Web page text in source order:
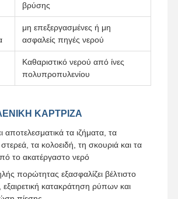
Βίντεο
Εμάς
βρύσης
μη επεξεργασμένες ή μη
ασφαλείς πηγές νερού
Καθαριστικό νερού από ίνες
πολυπροπυλενίου
ΚΑΡΤΡΙΖΑ
αποτελεσματικά τα ιζήματα, τα
τα κολοειδή, τη σκουριά και τα
το ακατέργαστο νερό
πορώτητας εξασφαλίζει βέλτιστο
κατακράτηση ρύπων και